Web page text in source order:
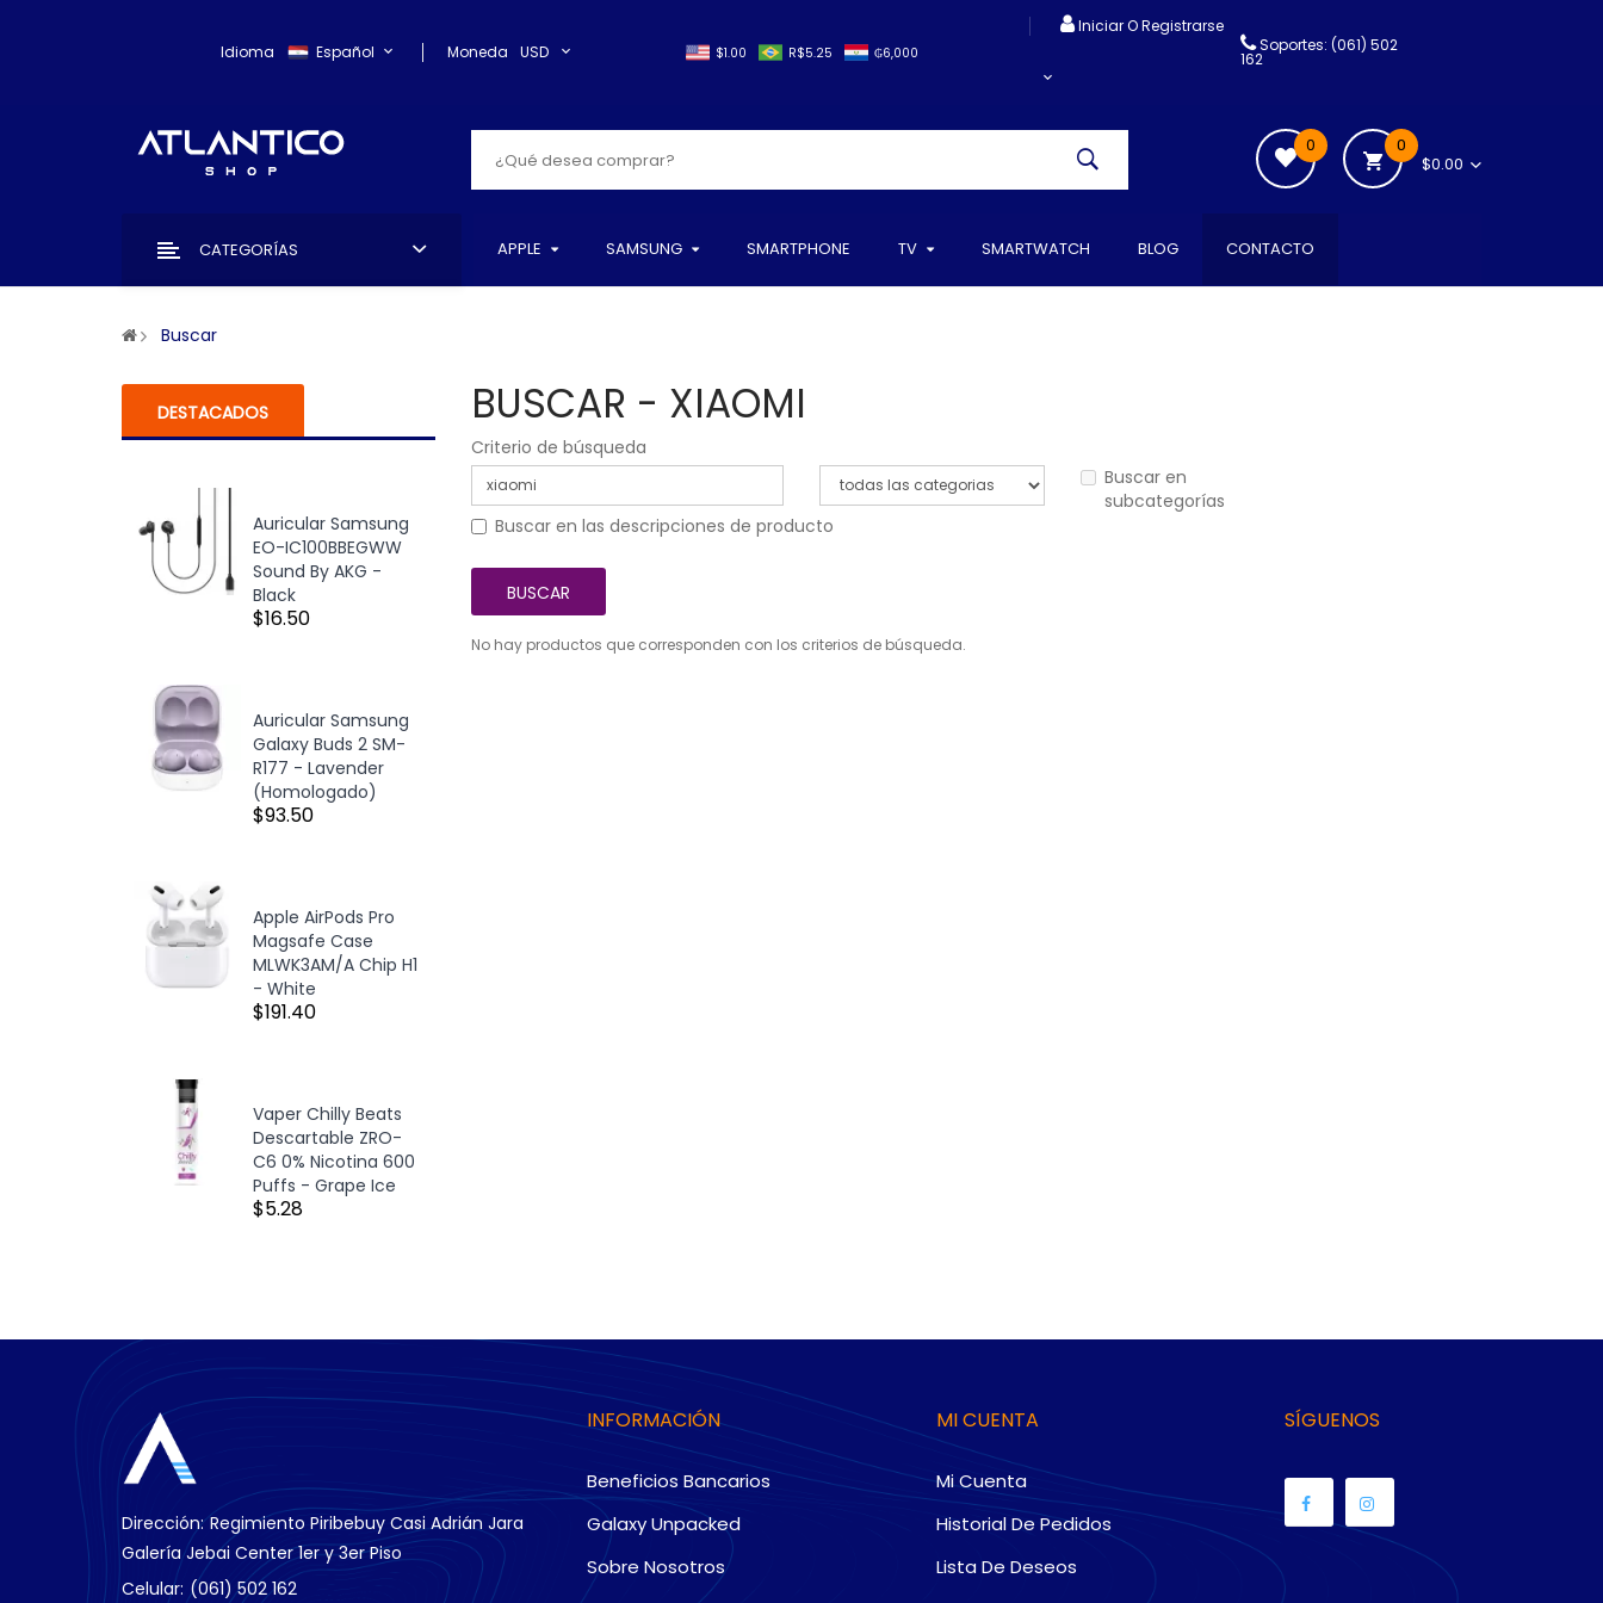
Idioma Español Moneda USD $1.00 ₲6,000
R$5.25
Iniciar O Registrarse
Soportes: (061) 502
162
0
$0.00
0
CATEGORÍAS APPLE SAMSUNG SMARTPHONE TV SMARTWATCH BLOG CONTACTO
Buscar
DESTACADOS
Auricular Samsung
EO-IC100BBEGWW
Sound By AKG -
Black
$16.50
Auricular Samsung
Galaxy Buds 2 SM-
R177 - Lavender
(Homologado)
$93.50
Apple AirPods Pro
Magsafe Case
MLWK3AM/A Chip H1
- White
$191.40
Vaper Chilly Beats
Descartable ZRO-
C6 0% Nicotina 600
Puffs - Grape Ice
$5.28
BUSCAR - XIAOMI
Criterio de búsqueda
Buscar en
subcategorías
Buscar en las descripciones de producto
No hay productos que corresponden con los criterios de búsqueda.
Dirección: Regimiento Piribebuy Casi Adrián Jara
Galería Jebai Center 1er y 3er Piso
Celular: (061) 502 162
INFORMACIÓN
Beneficios Bancarios
Galaxy Unpacked
Sobre Nosotros
MI CUENTA
Mi Cuenta
Historial De Pedidos
Lista De Deseos
SÍGUENOS